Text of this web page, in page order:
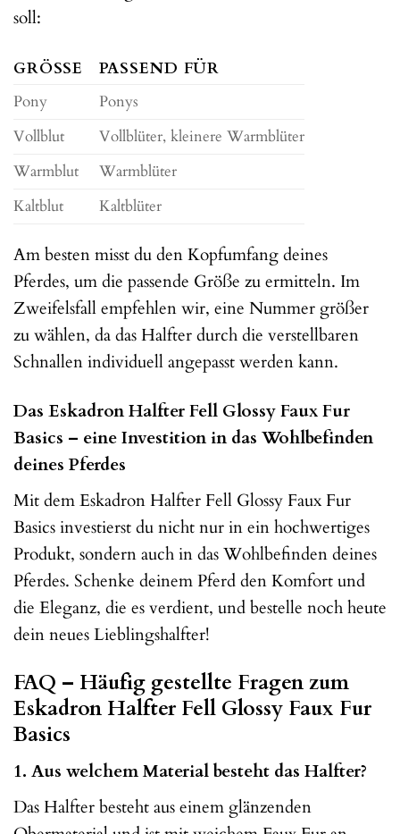
soll:
GRÖSSE
PASSEND FÜR
Pony
Ponys
Vollblut
Vollblüter, kleinere Warmblüter
Warmblut
Warmblüter
Kaltblut
Kaltblüter
Am besten misst du den Kopfumfang deines
Pferdes, um die passende Größe zu ermitteln. Im
Zweifelsfall empfehlen wir, eine Nummer größer
zu wählen, da das Halfter durch die verstellbaren
Schnallen individuell angepasst werden kann.
Das Eskadron Halfter Fell Glossy Faux Fur
Basics – eine Investition in das Wohlbefinden
deines Pferdes
Mit dem Eskadron Halfter Fell Glossy Faux Fur
Basics investierst du nicht nur in ein hochwertiges
Produkt, sondern auch in das Wohlbefinden deines
Pferdes. Schenke deinem Pferd den Komfort und
die Eleganz, die es verdient, und bestelle noch heute
dein neues Lieblingshalfter!
FAQ – Häufig gestellte Fragen zum
Eskadron Halfter Fell Glossy Faux Fur
Basics
1. Aus welchem Material besteht das Halfter?
Das Halfter besteht aus einem glänzenden